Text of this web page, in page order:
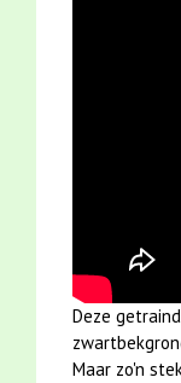
Deze
Maar zo'n